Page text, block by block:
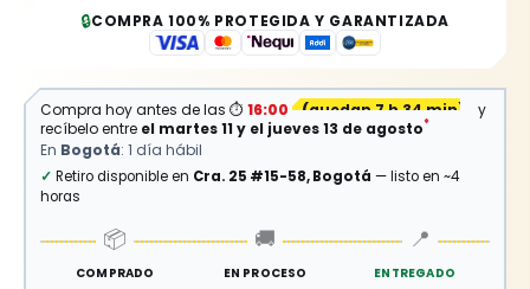
🔒COMPRA 100% PROTEGIDA Y GARANTIZADA
Compra hoy antes de las ⏱ 16:00 (quedan 7 h 34 min)
y
recíbelo entre el martes 11 y el jueves 13 de agosto*
En Bogotá: 1 día hábil
✓ Retiro disponible en Cra. 25 #15-58, Bogotá — listo en ~4
horas
📦
COMPRADO
🚚
EN PROCESO
📍
ENTREGADO